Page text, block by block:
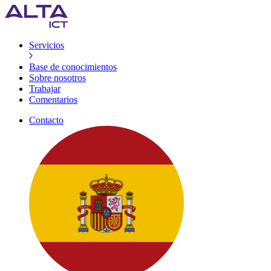
Servicios
Base de conocimientos
Sobre nosotros
Trabajar
Comentarios
Contacto